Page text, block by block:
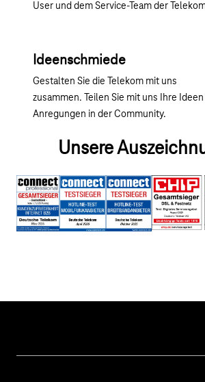
User und dem Service-Team der
Ideenschmiede
Gestalten Sie die Telekom mit uns
zusammen. Teilen Sie mit uns Ihre
Anregungen in der Community.
Unsere